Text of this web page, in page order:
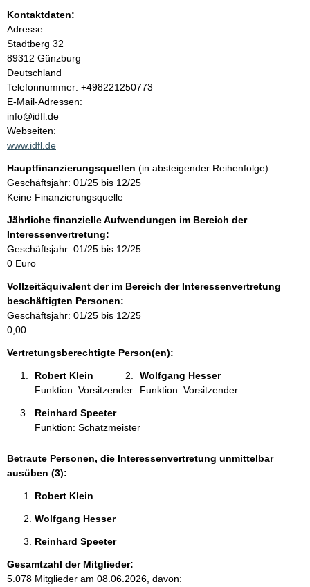
n
h
a
l
t
Kontaktdaten:
Adresse:
Stadtberg 32
89312 Günzburg
Deutschland
K
o
n
t
a
t
i
n
f
o
r
m
t
i
o
n
e
Telefonnummer: +498221250773
E-Mail-Adressen:
info@idfl.de
Webseiten:
www.idfl.de
Hauptfinanzierungsquellen (in absteigender Reihenfolge):
Geschäftsjahr: 01/25 bis 12/25
Keine Finanzierungsquelle
Jährliche finanzielle Aufwendungen im Bereich der
Interessenvertretung:
Geschäftsjahr: 01/25 bis 12/25
0 Euro
Vollzeitäquivalent der im Bereich der Interessenvertretung
beschäftigten Personen:
Geschäftsjahr: 01/25 bis 12/25
0,00
Vertretungsberechtigte Person(en):
Robert Klein
Funktion: Vorsitzender
Wolfgang Hesser
Funktion: Vorsitzender
Reinhard Speeter
Funktion: Schatzmeister
Betraute Personen, die Interessenvertretung unmittelbar
ausüben (3):
Robert Klein
Wolfgang Hesser
Reinhard Speeter
Gesamtzahl der Mitglieder:
5.078 Mitglieder am 08.06.2026, davon: